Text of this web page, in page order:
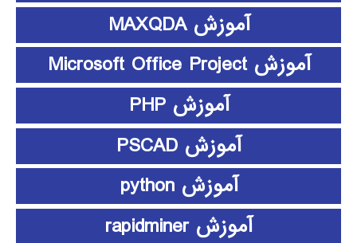
آموزش MAXQDA
آموزش Microsoft Office Project
آموزش PHP
آموزش PSCAD
آموزش python
آموزش rapidminer